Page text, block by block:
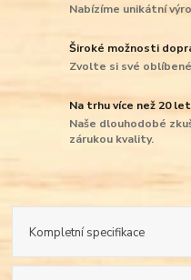
Nabízíme unikátní
Široké možnosti
Zvolte si své
Na trhu více než 20 let
Naše dlouhodobé
zárukou kvality.
Kompletní specifikace